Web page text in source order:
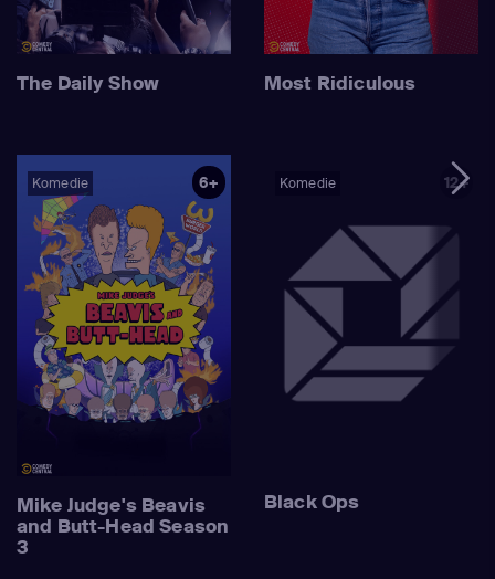
The Daily Show Most Ridiculous
Komedie 6+
Mike Judge's Beavis
and Butt-Head Season
3
Komedie 12+
Black Ops